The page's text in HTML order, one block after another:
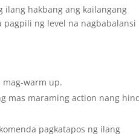
ilang hakbang ang kailangang
pagpili ng level na nagbabalansi
warm up.
mas maraming action nang
pagkatapos ng ilang